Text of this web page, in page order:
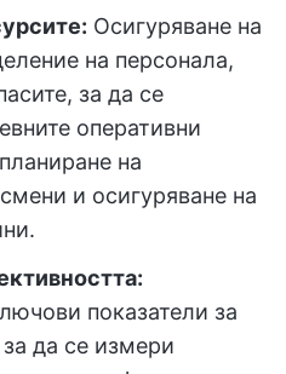
Осигуряване на
на персонала,
за да се
оперативни
на
и осигуряване на
показатели за
да се измери